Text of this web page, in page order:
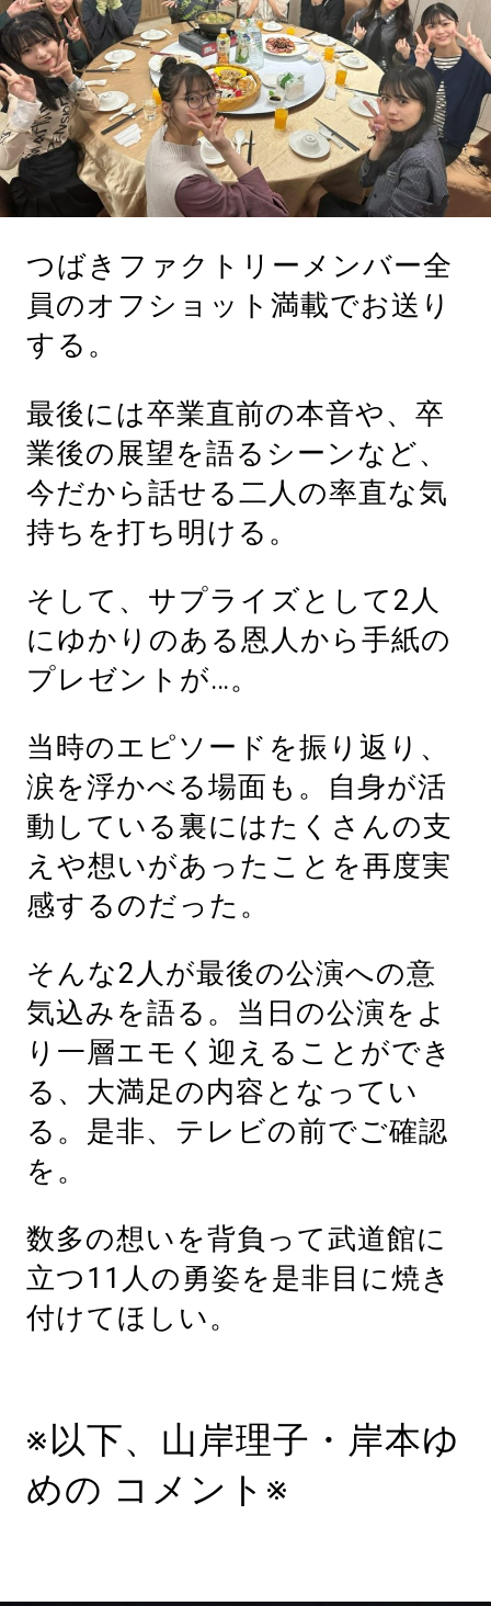
つばきファクトリーメンバー全
員のオフショット満載でお送り
する。
最後には卒業直前の本音や、卒
業後の展望を語るシーンなど、
今だから話せる二人の率直な気
持ちを打ち明ける。
そして、サプライズとして2人
にゆかりのある恩人から手紙の
プレゼントが…。
当時のエピソードを振り返り、
涙を浮かべる場面も。自身が活
動している裏にはたくさんの支
えや想いがあったことを再度実
感するのだった。
そんな2人が最後の公演への意
気込みを語る。当日の公演をよ
り一層エモく迎えることができ
る、大満足の内容となってい
る。是非、テレビの前でご確認
を。
数多の想いを背負って武道館に
立つ11人の勇姿を是非目に焼き
付けてほしい。
※以下、山岸理子・岸本ゆ
めの コメント※